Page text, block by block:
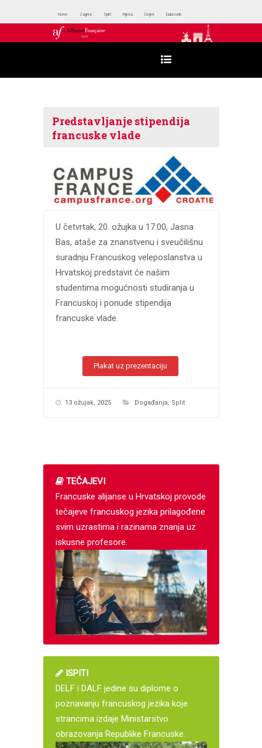
Home Zagreb Split Rijeka Osijek Dubrovnik
Predstavljanje stipendija
francuske vlade
U četvrtak, 20. ožujka u 17:00, Jasna
Bas, ataše za znanstvenu i sveučilišnu
suradnju Francuskog veleposlanstva u
Hrvatskoj predstavit će našim
studentima mogućnosti studiranja u
Francuskoj i ponude stipendija
francuske vlade.
Plakat uz prezentaciju
13 ožujak, 2025 Događanja, Split
TEČAJEVI
Francuske alijanse u Hrvatskoj provode
tečajeve francuskog jezika prilagođene
svim uzrastima i razinama znanja uz
iskusne profesore.
ISPITI
DELF i DALF jedine su diplome o
poznavanju francuskog jezika koje
strancima izdaje Ministarstvo
obrazovanja Republike Francuske.